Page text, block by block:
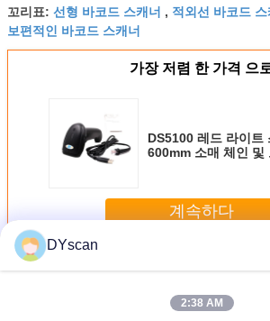
꼬리표: 선형 바코드 스캐너 , 적외선 바코드
보편적인 바코드 스캐너
가장 저렴 한 가격 으
DS5100 레드 라이트
600mm 소매 체인 및
계속하다
더 많은 것
DYscan
2:38 AM